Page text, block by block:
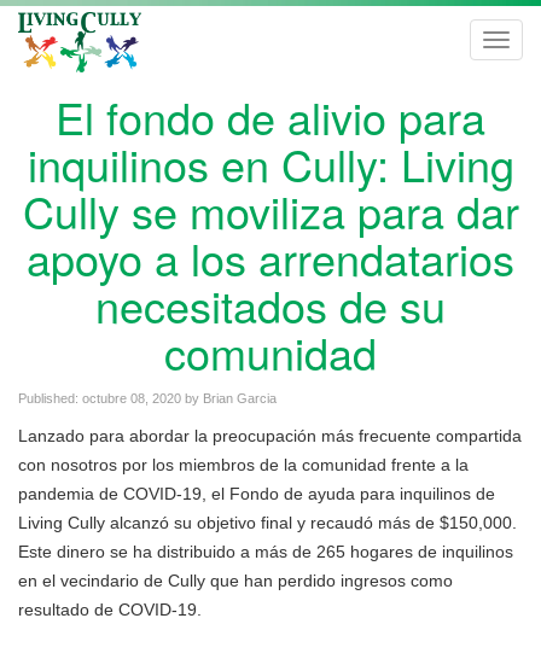
El fondo de alivio para
inquilinos en Cully: Living
Cully se moviliza para dar
apoyo a los arrendatarios
necesitados de su
comunidad
Published: octubre 08, 2020 by Brian Garcia
Lanzado para abordar la preocupación más frecuente compartida
con nosotros por los miembros de la comunidad frente a la
pandemia de COVID-19, el Fondo de ayuda para inquilinos de
Living Cully alcanzó su objetivo final y recaudó más de $150,000.
Este dinero se ha distribuido a más de 265 hogares de inquilinos
en el vecindario de Cully que han perdido ingresos como
resultado de COVID-19.